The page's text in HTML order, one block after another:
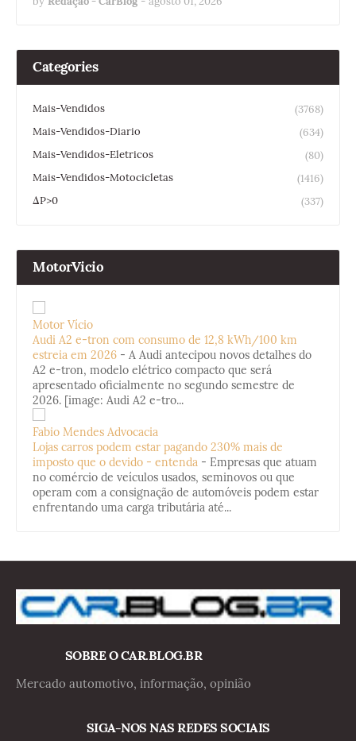
Categories
Mais-Vendidos
(3768)
Mais-Vendidos-Diario
(634)
Mais-Vendidos-Eletricos
(80)
Mais-Vendidos-Motocicletas
(1416)
ΔP>0
(337)
MotorVicio
Motor Vício
Audi A2 e-tron com consumo de 12,8 kWh/100 km
estreia em 2026 - A Audi antecipou novos detalhes do
A2 e-tron, modelo elétrico compacto que será
apresentado oficialmente no segundo semestre de
2026. [image: Audi A2 e-tro...
Fabio Mendes Advocacia
Lojas carros podem estar pagando 230% mais de
imposto que o devido - entenda - Empresas que atuam
no comércio de veículos usados, seminovos ou que
operam com a consignação de automóveis podem estar
enfrentando uma carga tributária até...
SOBRE O CAR.BLOG.BR
Mercado automotivo, informação, opinião
SIGA-NOS NAS REDES SOCIAIS